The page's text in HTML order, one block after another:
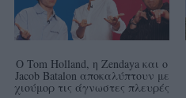
Ο Tom Holland, η Zendaya και ο
Jacob Batalon αποκαλύπτουν με
χιούμορ τις άγνωστες πλευρές